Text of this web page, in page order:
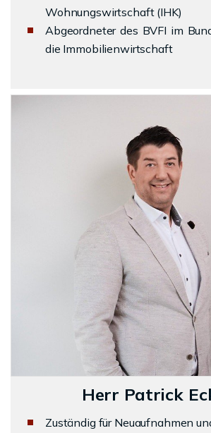
Wohnungswirtschaft (IHK)
Abgeordneter des BVFI im
die Immobilienwirtschaft
Herr Patrick
Zuständig für Neuaufnahmen